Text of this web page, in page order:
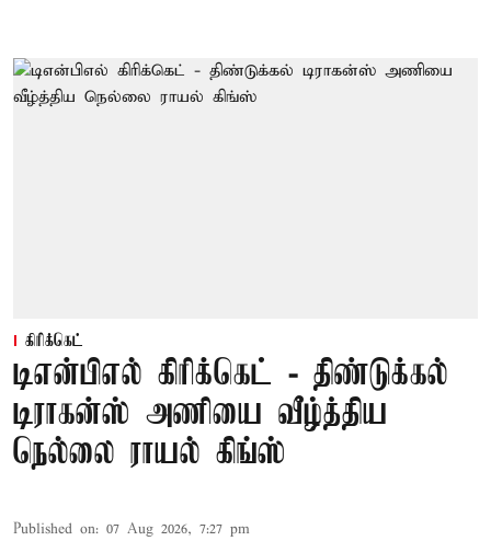
கிரிக்கெட்
டிஎன்பிஎல் கிரிக்கெட் - திண்டுக்கல்
டிராகன்ஸ் அணியை வீழ்த்திய
நெல்லை ராயல் கிங்ஸ்
Published on: 07 Aug 2026, 7:27 pm